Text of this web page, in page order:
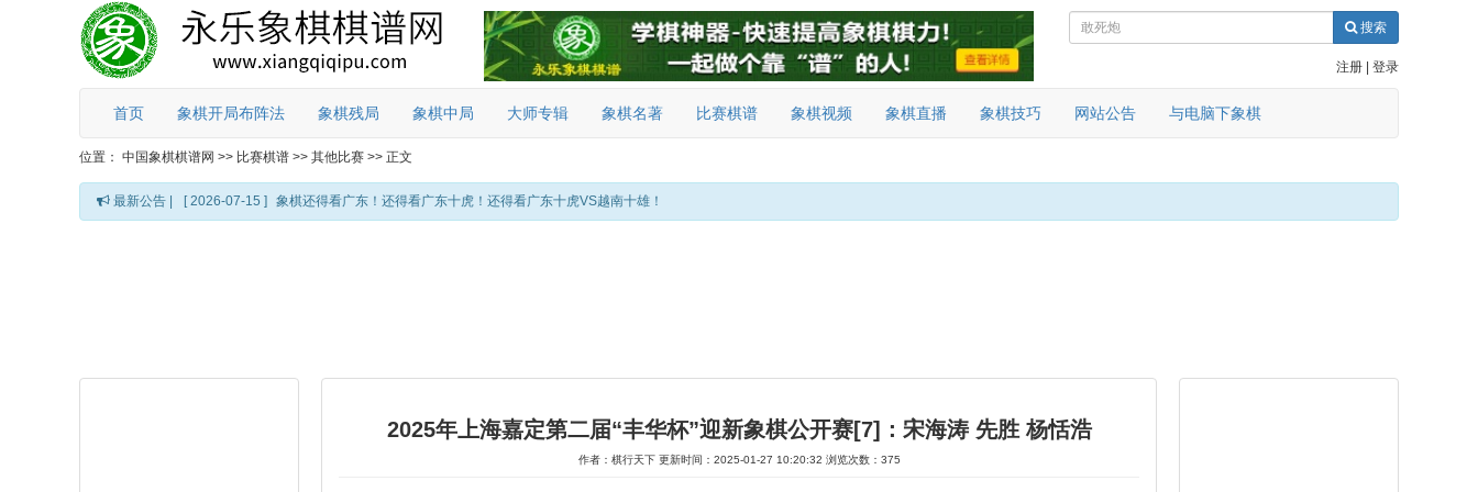
搜索
注册 登录
首页 象棋开局布阵法 象棋残局 象棋中局 大师专辑 象棋名著 比赛棋谱 象棋视频 象棋直播 象棋技巧 网站公告 与电脑下象棋
位置： 中国象棋棋谱网 >> 比赛棋谱 >> 其他比赛 >> 正文
最新公告 | [ 2026-07-15 ] 象棋还得看广东！还得看广东十虎！还得看广东十虎VS越南十雄！
2025年上海嘉定第二届“丰华杯”迎新象棋公开赛[7]：宋海涛 先胜 杨恬浩
作者：棋行天下 更新时间：2025-01-27 10:20:32 浏览次数：375